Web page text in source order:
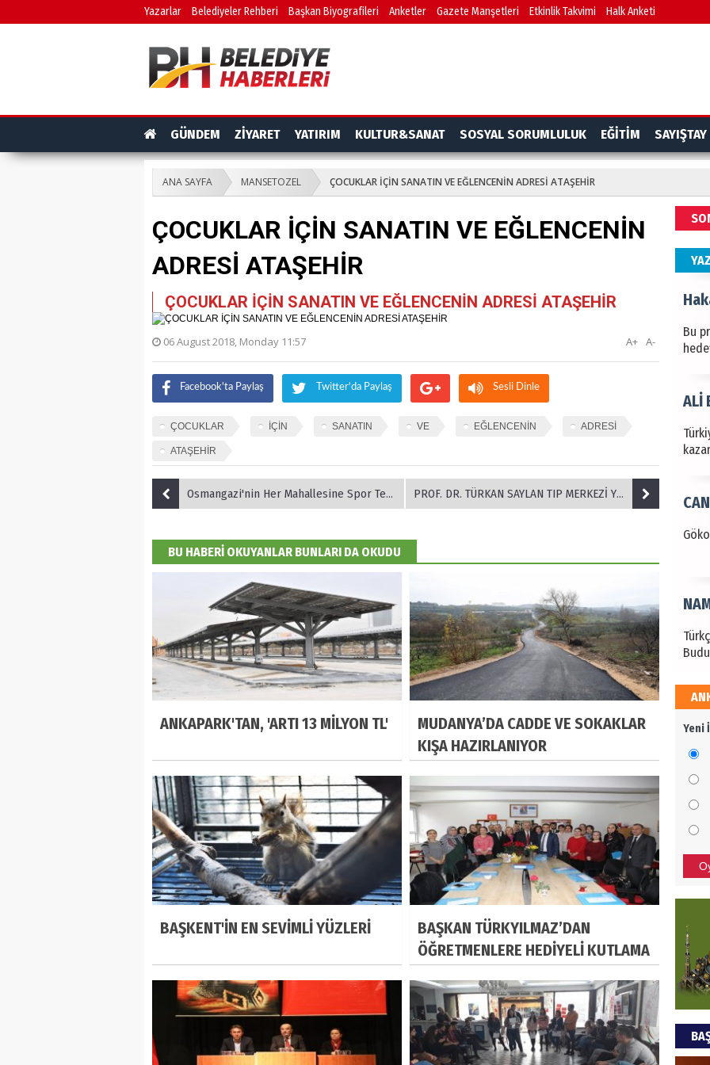
Yazarlar Belediyeler Rehberi Başkan Biyografileri Anketler Gazete Manşetleri Etkinlik Takvimi Halk Anketi
GÜNDEM ZİYARET YATIRIM KULTUR&SANAT SOSYAL SORUMLULUK EĞİTİM SAYIŞTAY
ANA SAYFA MANSETOZEL ÇOCUKLAR İÇİN SANATIN VE EĞLENCENİN ADRESİ ATAŞEHİR
ÇOCUKLAR İÇİN SANATIN VE EĞLENCENİN
ADRESİ ATAŞEHİR
ÇOCUKLAR İÇİN SANATIN VE EĞLENCENİN ADRESİ ATAŞEHİR
06 August 2018, Monday 11:57 A-
A+
Facebook'ta Paylaş Twitter'da Paylaş Sesli Dinle
ÇOCUKLAR İÇİN SANATIN VE EĞLENCENİN ADRESİ
ATAŞEHİR
Osmangazi'nin Her Mahallesine Spor Tesisi PROF. DR. TÜRKAN SAYLAN TIP MERKEZİ YENİLENEN HEKİM KADROSUYLA GÖREVE HAZIR
BU HABERİ OKUYANLAR BUNLARI DA OKUDU
ANKAPARK'TAN, 'ARTI 13 MİLYON TL'
MUDANYA’DA CADDE VE SOKAKLAR
KIŞA HAZIRLANIYOR
BAŞKENT'İN EN SEVİMLİ YÜZLERİ
BAŞKAN TÜRKYILMAZ’DAN
ÖĞRETMENLERE HEDİYELİ KUTLAMA
Bu
ALİ
Yeni